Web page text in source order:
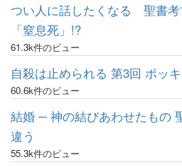
つい人に話したくなる 聖書考
「窒息死」!?
61.3k件のビュー
自殺は止められる 第3回 ポッ
60.6k件のビュー
結婚 ─ 神の結びあわせたもの
違う
55.3k件のビュー